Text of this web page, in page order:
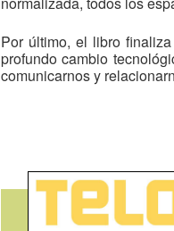
Por último, el libro
profundo cambio
comunicarnos y